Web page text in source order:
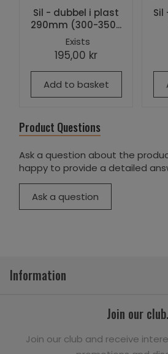
Sil - dubbel i plast
290mm (300-350...
Exists
195,00 kr
Add to basket
Sil
Product Questions
Ask a question about the
happy to provide a detailed
Ask a question
Information
Join our club.
Join our club and receive